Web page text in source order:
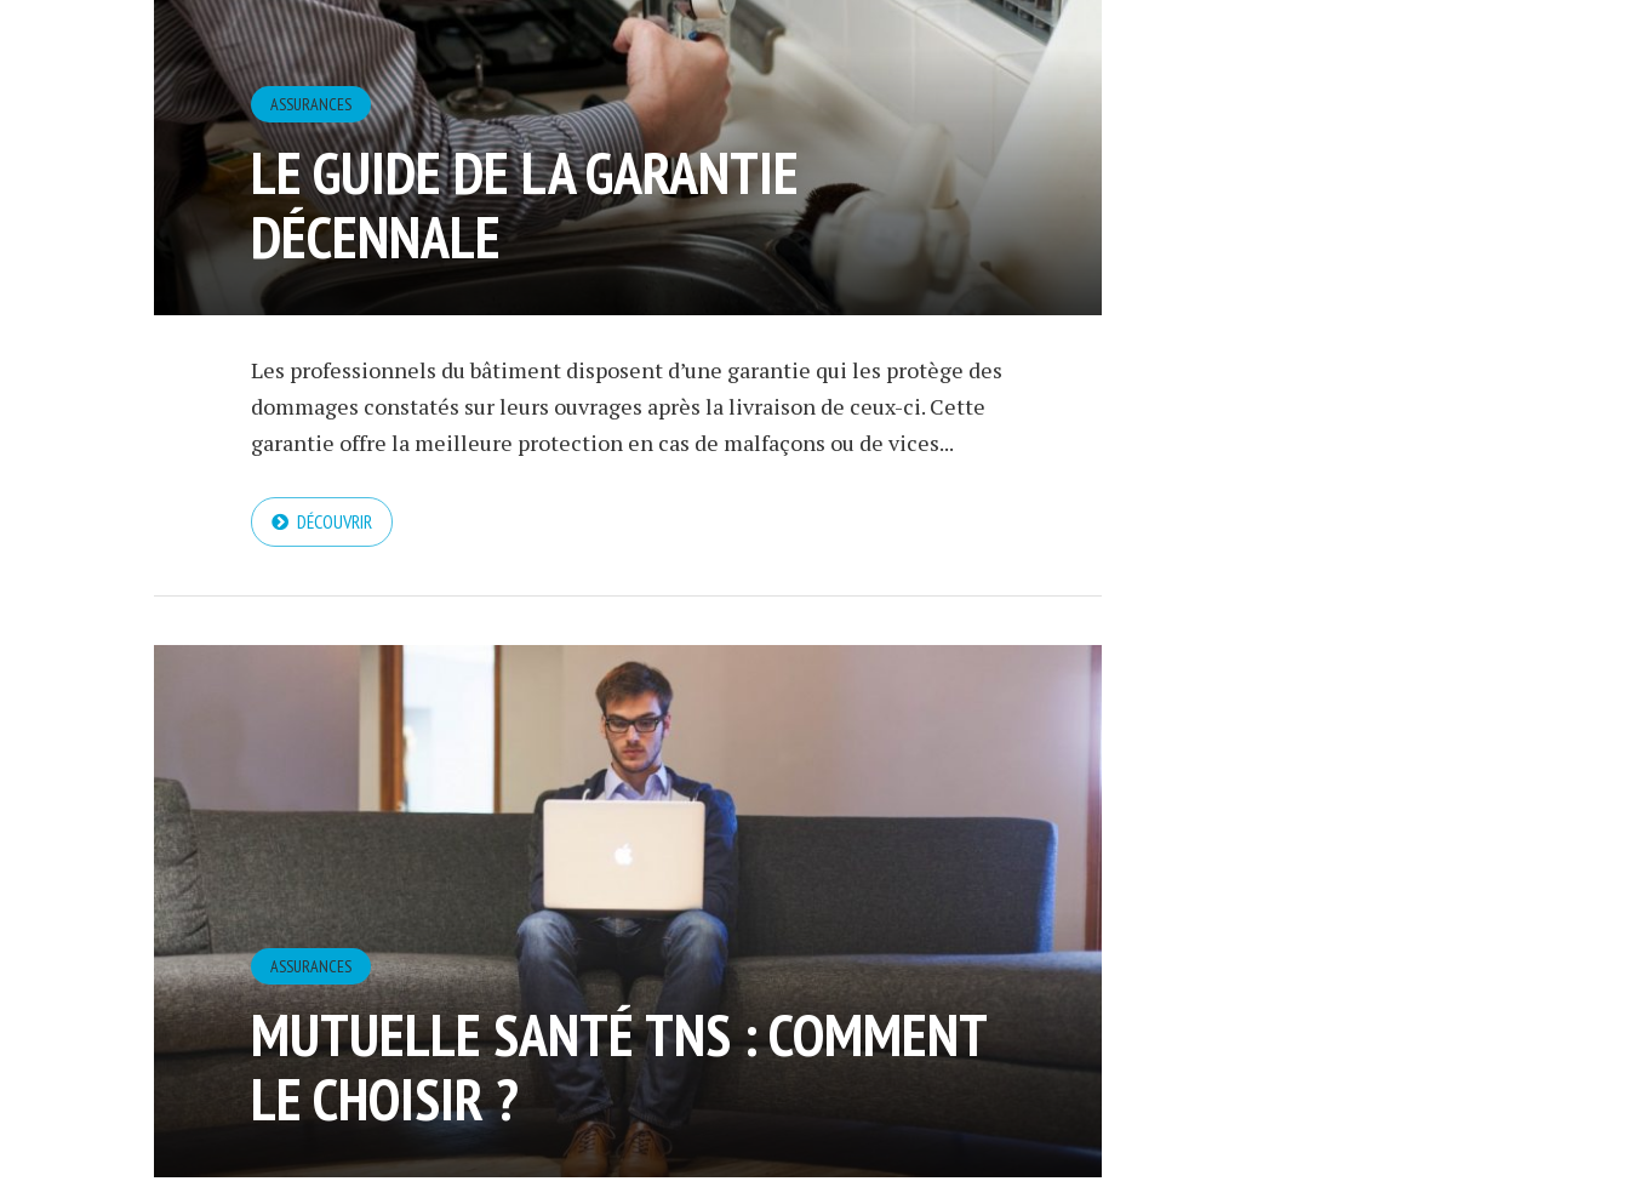
ASSURANCES
LE GUIDE DE LA GARANTIE
DÉCENNALE
Les professionnels du bâtiment disposent d’une garantie qui les protège des
dommages constatés sur leurs ouvrages après la livraison de ceux-ci. Cette
garantie offre la meilleure protection en cas de malfaçons ou de vices...
DÉCOUVRIR
ASSURANCES
MUTUELLE SANTÉ TNS : COMMENT
LE CHOISIR ?